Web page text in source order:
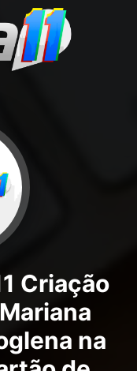
Criação
na